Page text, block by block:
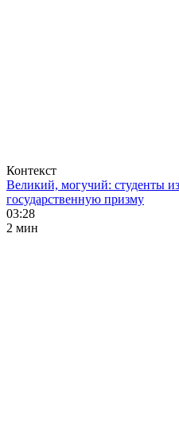
Контекст
Великий, могучий: студенты
государственную призму
03:28
2 мин